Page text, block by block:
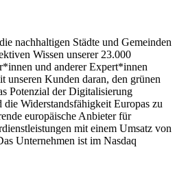
nachhaltigen Städte und Gemeinden
Wissen unserer 23.000
und anderer Expert*innen
unseren Kunden daran, den grünen
Potenzial der Digitalisierung
Widerstandsfähigkeit Europas zu
europäische Anbieter für
mit einem Umsatz von
Unternehmen ist im Nasdaq